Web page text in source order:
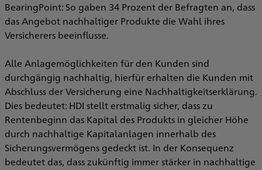
BearingPoint: So gaben 34 Prozent der Befragten an, dass
das Angebot nachhaltiger Produkte die Wahl ihres
Versicherers beeinflusse.
Alle Anlagemöglichkeiten für den Kunden sind
durchgängig nachhaltig, hierfür erhalten die Kunden mit
Abschluss der Versicherung eine Nachhaltigkeitserklärung.
Dies bedeutet: HDI stellt erstmalig sicher, dass zu
Rentenbeginn das Kapital des Produkts in gleicher Höhe
durch nachhaltige Kapitalanlagen innerhalb des
Sicherungsvermögens gedeckt ist. In der Konsequenz
bedeutet das, dass zukünftig immer stärker in nachhaltige